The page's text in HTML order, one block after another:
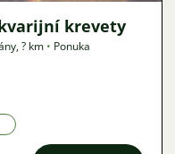
krevety
,? km • Ponuka